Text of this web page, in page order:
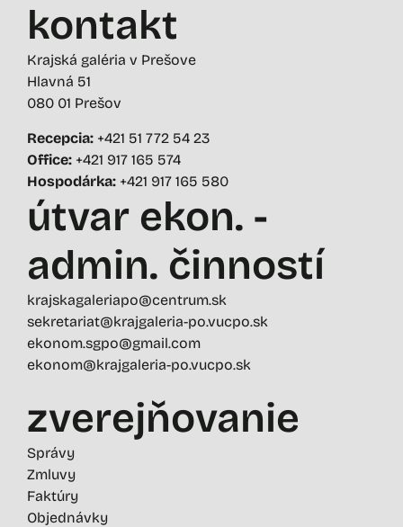
kontakt
Krajská galéria v Prešove
Hlavná 51
080 01 Prešov
Recepcia: +421 51 772 54 23
Office: +421 917 165 574
Hospodárka: +421 917 165 580
útvar ekon. -
admin. činností
krajskagaleriapo@centrum.sk
sekretariat@krajgaleria-po.vucpo.sk
ekonom.sgpo@gmail.com
ekonom@krajgaleria-po.vucpo.sk
zverejňovanie
Správy
Zmluvy
Faktúry
Objednávky